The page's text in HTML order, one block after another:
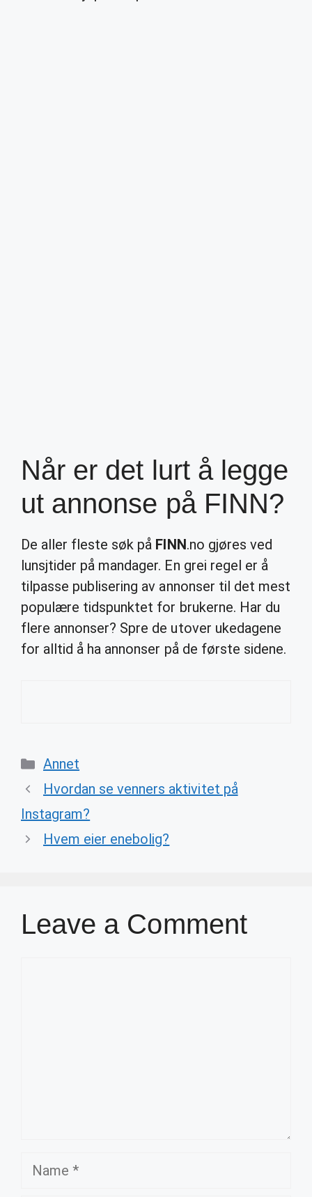
Når er det lurt å legge
ut annonse på FINN?
De aller fleste søk på FINN.no gjøres ved
lunsjtider på mandager. En grei regel er å
tilpasse publisering av annonser til det mest
populære tidspunktet for brukerne. Har du
flere annonser? Spre de utover ukedagene
for alltid å ha annonser på de første sidene.
Categories
Annet
Hvordan se venners aktivitet på
Instagram?
Hvem eier enebolig?
Leave a Comment
Name